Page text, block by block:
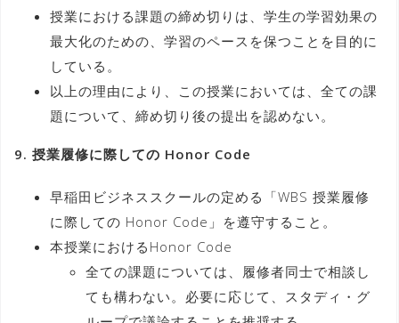
授業における課題の締め切りは、学生の学習効果の
最大化のための、学習のペースを保つことを目的に
している。
以上の理由により、この授業においては、全ての課
題について、締め切り後の提出を認めない。
9. 授業履修に際しての Honor Code
早稲田ビジネススクールの定める「WBS 授業履修
に際しての Honor Code」を遵守すること。
本授業におけるHonor Code
全ての課題については、履修者同士で相談し
ても構わない。必要に応じて、スタディ・グ